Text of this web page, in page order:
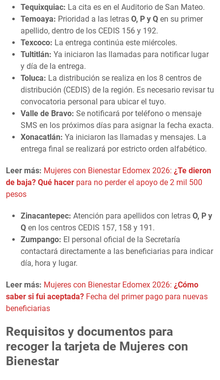
Tequixquiac: La cita es en el Auditorio de San Mateo.
Temoaya: Prioridad a las letras O, P y Q en su primer
apellido, dentro de los CEDIS 156 y 192.
Texcoco: La entrega continúa este miércoles.
Tultitlán: Ya iniciaron las llamadas para notificar lugar
y día de la entrega.
Toluca: La distribución se realiza en los 8 centros de
distribución (CEDIS) de la región. Es necesario revisar tu
convocatoria personal para ubicar el tuyo.
Valle de Bravo: Se notificará por teléfono o mensaje
SMS en los próximos días para asignar la fecha exacta.
Xonacatlán: Ya iniciaron las llamadas y mensajes. La
entrega final se realizará por estricto orden alfabético.
Leer más: Mujeres con Bienestar Edomex 2026: ¿Te dieron
de baja? Qué hacer para no perder el apoyo de 2 mil 500
pesos
Zinacantepec: Atención para apellidos con letras O, P y
Q en los centros CEDIS 157, 158 y 191.
Zumpango: El personal oficial de la Secretaría
contactará directamente a las beneficiarias para indicar
día, hora y lugar.
Leer más: Mujeres con Bienestar Edomex 2026: ¿Cómo
saber si fui aceptada? Fecha del primer pago para nuevas
beneficiarias
Requisitos y documentos para
recoger la tarjeta de Mujeres con
Bienestar